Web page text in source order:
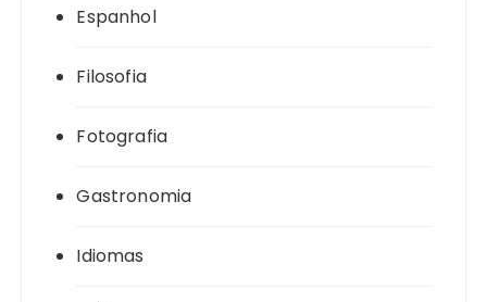
Espanhol
Filosofia
Fotografia
Gastronomia
Idiomas